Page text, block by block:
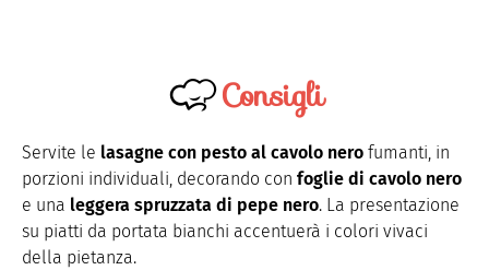
Consigli
Servite le lasagne con pesto al cavolo nero fumanti, in
porzioni individuali, decorando con foglie di cavolo nero
e una leggera spruzzata di pepe nero. La presentazione
su piatti da portata bianchi accentuerà i colori vivaci
della pietanza.